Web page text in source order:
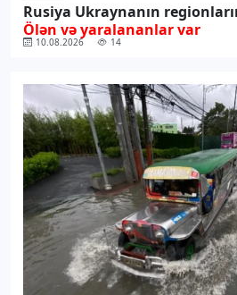
Rusiya Ukraynanın
Ölən və yaralananlar var
10.08.2026 14